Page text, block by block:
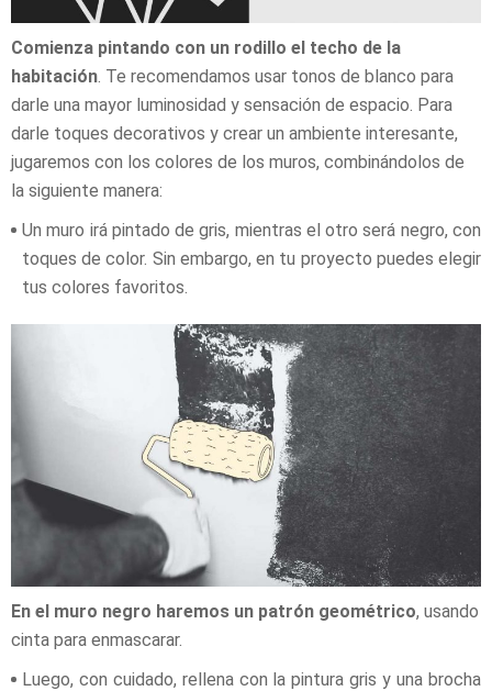
Comienza pintando con un rodillo el techo de la
habitación. Te recomendamos usar tonos de blanco para
darle una mayor luminosidad y sensación de espacio. Para
darle toques decorativos y crear un ambiente interesante,
jugaremos con los colores de los muros, combinándolos de
la siguiente manera:
Un muro irá pintado de gris, mientras el otro será negro, con
toques de color. Sin embargo, en tu proyecto puedes elegir
tus colores favoritos.
En el muro negro haremos un patrón geométrico, usando
cinta para enmascarar.
Luego, con cuidado, rellena con la pintura gris y una brocha